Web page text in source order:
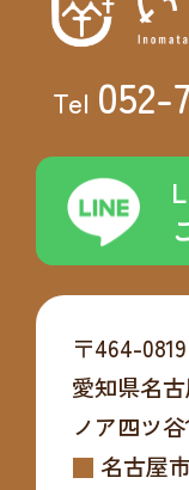
Tel 052-
〒464-0819
愛知県名
ノア四ツ谷
名古屋